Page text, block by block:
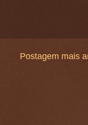
Postagem mais